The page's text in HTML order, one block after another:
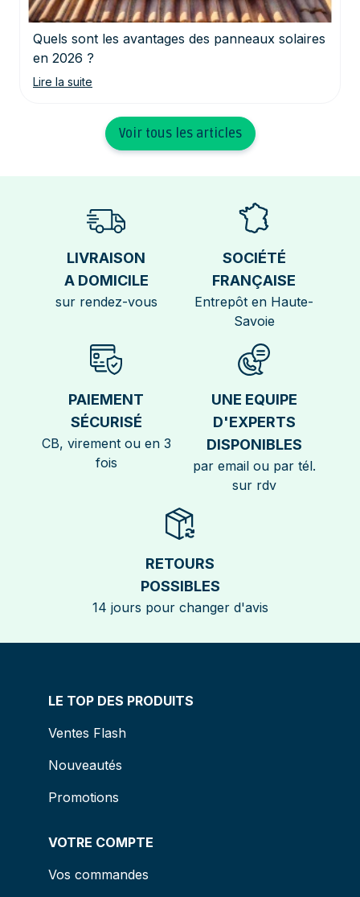
Quels sont les avantages des panneaux solaires
en 2026 ?
Lire la suite
Voir tous les articles
LIVRAISON
A DOMICILE
sur rendez-vous
SOCIÉTÉ
FRANÇAISE
Entrepôt en Haute-
Savoie
PAIEMENT
SÉCURISÉ
CB, virement ou en 3
fois
UNE EQUIPE
D'EXPERTS
DISPONIBLES
par email ou par tél.
sur rdv
RETOURS
POSSIBLES
14 jours pour changer d'avis
LE TOP DES PRODUITS
Ventes Flash
Nouveautés
Promotions
VOTRE COMPTE
Vos commandes